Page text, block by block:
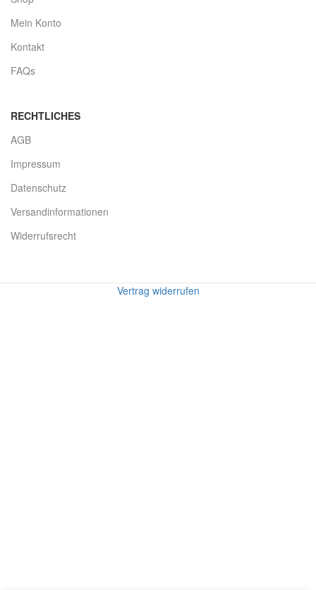
Mein Konto
Kontakt
FAQs
RECHTLICHES
AGB
Impressum
Datenschutz
Versandinformationen
Widerrufsrecht
Vertrag widerrufen